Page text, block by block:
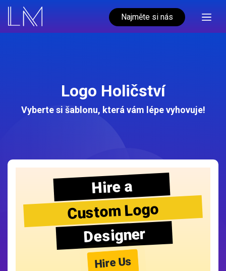
Najměte si nás
Logo Holičství
Vyberte si šablonu, která vám lépe vyhovuje!
Hire a
Custom Logo
Designer
Hire Us